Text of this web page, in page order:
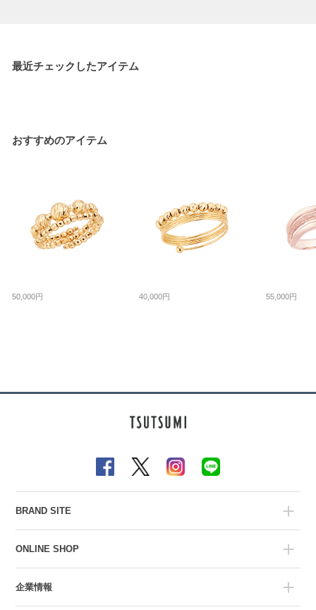
最近チェックしたアイテム
おすすめのアイテム
50,000円 40,000円 55,000円
BRAND SITE
ONLINE SHOP
企業情報